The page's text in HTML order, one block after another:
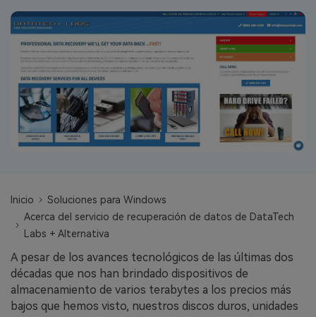
Recoverit Gratis
Recupera datos perdidos/eliminados gratis
Pruébalo Gratis
Repairit - Reparar Datos
UBackit - Respaldar Datos
search
Inicio
Soluciones para Windows
Acerca del servicio de recuperación de datos de DataTech
Labs + Alternativa
A pesar de los avances tecnológicos de las últimas dos
décadas que nos han brindado dispositivos de
almacenamiento de varios terabytes a los precios más
bajos que hemos visto, nuestros discos duros, unidades